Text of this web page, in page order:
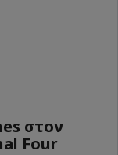
στον
Four